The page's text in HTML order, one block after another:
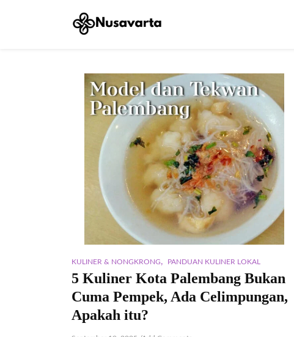
KULINER & NONGKRONG, PANDUAN KULINER LOKAL
5 Kuliner Kota Palembang Bukan
Cuma Pempek, Ada Celimpungan,
Apakah itu?